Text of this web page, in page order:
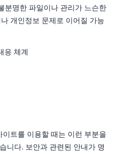
분명한 파일이나 관리가 느슨한
개인정보 문제로 이어질 가능
응 체계
트를 이용할 때는 이런 부분을
니다. 보안과 관련된 안내가 명